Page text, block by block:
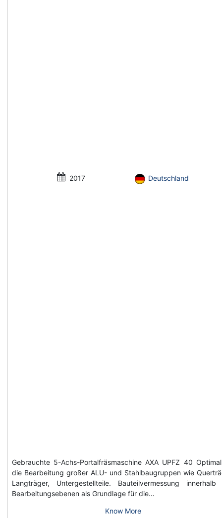
2017 Deutschland
Gebrauchte 5-Achs-Portalfräsmaschine AXA UPFZ 40
die Bearbeitung großer ALU- und Stahlbaugruppen wie
Langträger, Untergestellteile. Bauteilvermessung innerhalb
Bearbeitungsebenen als Grundlage für die…
Know More